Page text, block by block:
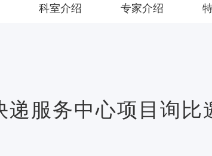
科室介绍 专家介绍
递服务中心项目询比